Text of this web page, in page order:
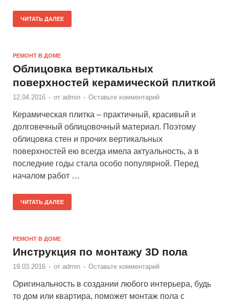
ЧИТАТЬ ДАЛЕЕ
РЕМОНТ В ДОМЕ
Облицовка вертикальных
поверхностей керамической плиткой
12.04.2016 - от admin - Оставьте комментарий
Керамическая плитка – практичный, красивый и
долговечный облицовочный материал. Поэтому
облицовка стен и прочих вертикальных
поверхностей ею всегда имела актуальность, а в
последние годы стала особо популярной. Перед
началом работ …
ЧИТАТЬ ДАЛЕЕ
РЕМОНТ В ДОМЕ
Инструкция по монтажу 3D пола
19.03.2016 - от admin - Оставьте комментарий
Оригинальность в создании любого интерьера, будь
то дом или квартира, поможет монтаж пола с